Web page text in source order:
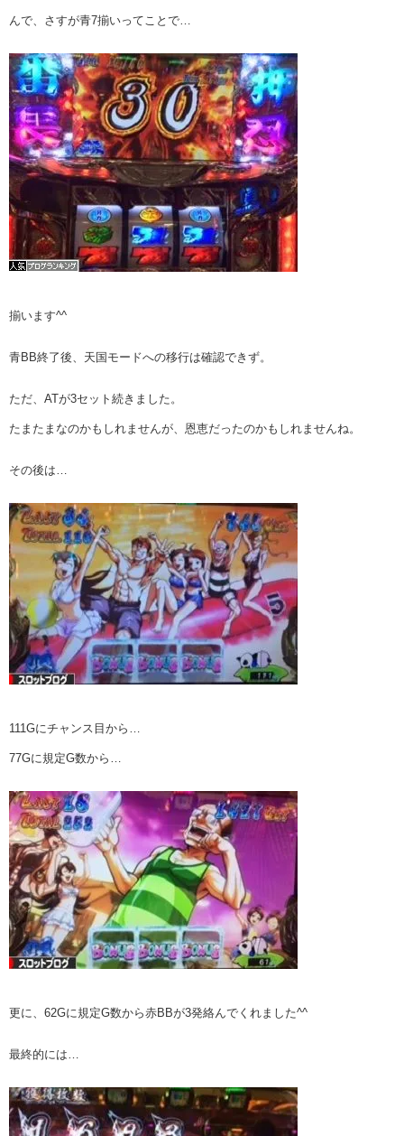
んで、さすが青7揃いってことで…
揃います^^
青BB終了後、天国モードへの移行は確認できず。
ただ、ATが3セット続きました。
たまたまなのかもしれませんが、恩恵だったのかもしれませんね。
その後は…
111Gにチャンス目から…
77Gに規定G数から…
更に、62Gに規定G数から赤BBが3発絡んでくれました^^
最終的には…